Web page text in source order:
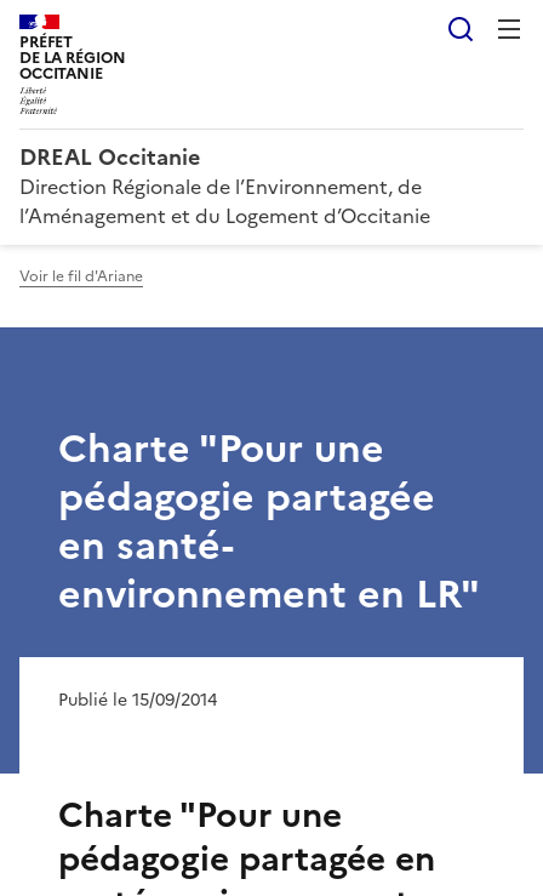
PRÉFET
DE LA RÉGION
OCCITANIE
DREAL Occitanie
Direction Régionale de l’Environnement, de
l’Aménagement et du Logement d’Occitanie
Voir le fil d'Ariane
Charte "Pour une
pédagogie partagée
en santé-
environnement en LR"
Publié le 15/09/2014
Charte "Pour une
pédagogie partagée en